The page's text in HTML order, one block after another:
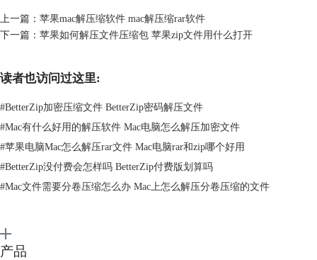
用工具”的身影。这时我们需要借助专业的解压软件，用于解压其它压缩
存档格式。面对Appstore中种类繁多的应用和良莠不齐的网络软件供应
上一篇： 苹果mac解压缩软件 mac解压缩rar软件
下一篇： 苹果如何解压文件压缩包 苹果zip文件用什么打开
读者也访问过这里:
#BetterZip加密压缩文件 BetterZip密码解压文件
#Mac有什么好用的解压软件 Mac电脑怎么解压加密文件
#苹果电脑Mac怎么解压rar文件 Mac电脑rar和zip哪个好用
#BetterZip没付费会怎样吗 BetterZip付费版划算吗
#Mac文件需要分卷压缩怎么办 Mac上怎么解压分卷压缩的文件
产品